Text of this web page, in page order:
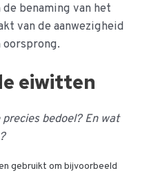
benaming van het
van de aanwezigheid
oorsprong.
eiwitten
bedoel? En wat
gebruikt om bijvoorbeeld